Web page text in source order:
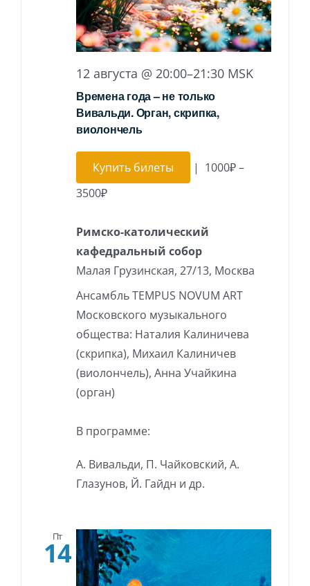
12 августа @ 20:00–21:30 MSK
Времена года – не только
Вивальди. Орган, скрипка,
виолончель
Купить билеты | 1000₽ –
3500₽
Римско-католический
кафедральный собор
Малая Грузинская, 27/13, Москва
Ансамбль TEMPUS NOVUM ART
Московского музыкального
общества: Наталия Калиничева
(скрипка), Михаил Калиничев
(виолончель), Анна Учайкина
(орган)
В программе:
А. Вивальди, П. Чайковский, А.
Глазунов, Й. Гайдн и др.
Пт
14